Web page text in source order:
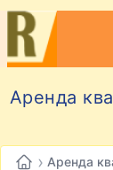
Аренда
› Аренда